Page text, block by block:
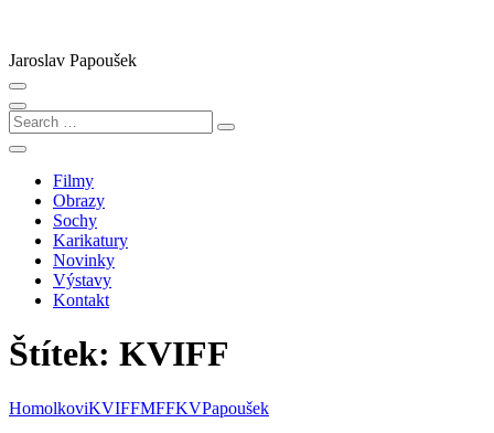
content
Jaroslav Papoušek
Search
…
Filmy
Obrazy
Sochy
Karikatury
Novinky
Výstavy
Kontakt
Štítek: KVIFF
HomolkoviKVIFFMFFKVPapoušek